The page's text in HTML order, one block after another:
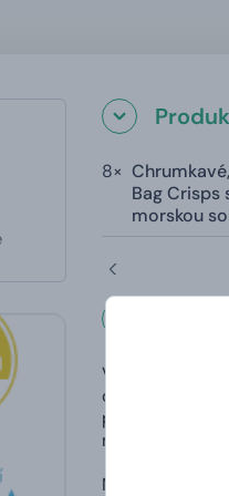
8×
Bag Crisps
morskou
Výroba
chipsami stojí
prostredie -
niekoľkými
Na výrobu